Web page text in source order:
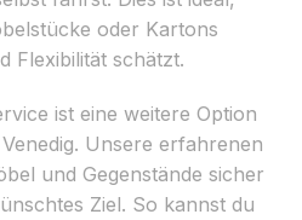
oder Kartons
Flexibilität schätzt.
ist eine weitere Option
Unsere erfahrenen
und Gegenstände sicher
Ziel. So kannst du